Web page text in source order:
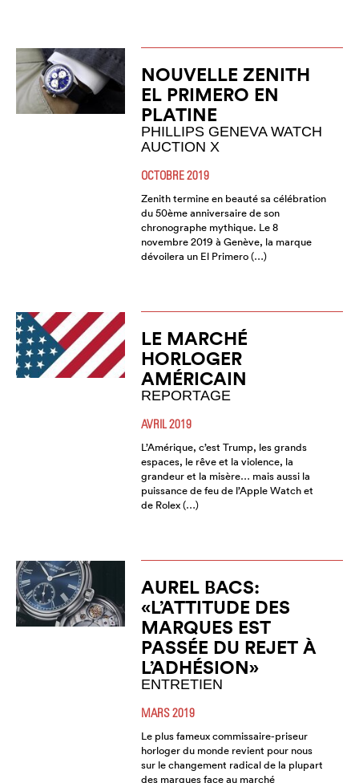
NOUVELLE ZENITH
EL PRIMERO EN
PLATINE
PHILLIPS GENEVA WATCH
AUCTION X
OCTOBRE 2019
Zenith termine en beauté sa célébration
du 50ème anniversaire de son
chronographe mythique. Le 8
novembre 2019 à Genève, la marque
dévoilera un El Primero (…)
LE MARCHÉ
HORLOGER
AMÉRICAIN
REPORTAGE
AVRIL 2019
L’Amérique, c’est Trump, les grands
espaces, le rêve et la violence, la
grandeur et la misère… mais aussi la
puissance de feu de l’Apple Watch et
de Rolex (…)
AUREL BACS:
«L’ATTITUDE DES
MARQUES EST
PASSÉE DU REJET À
L’ADHÉSION»
ENTRETIEN
MARS 2019
Le plus fameux commissaire-priseur
horloger du monde revient pour nous
sur le changement radical de la plupart
des marques face au marché